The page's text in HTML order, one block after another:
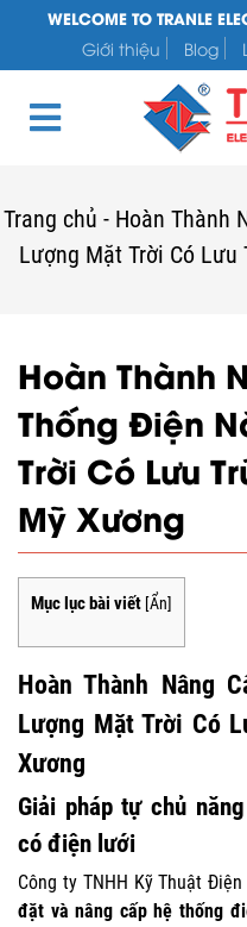
WELCOME TO TRANLE
Giới thiệu
Blog
Trang chủ - Hoàn Thành
Lượng Mặt Trời Có Lưu
Hoàn Thành
Thống Điện
Trời Có Lưu
Mỹ Xương
Mục lục bài viết [Ẩn]
Hoàn Thành Nâng
Lượng Mặt Trời Có
Xương
Giải pháp tự chủ
có điện lưới
Công ty TNHH Kỹ Thuật
đặt và nâng cấp hệ thống